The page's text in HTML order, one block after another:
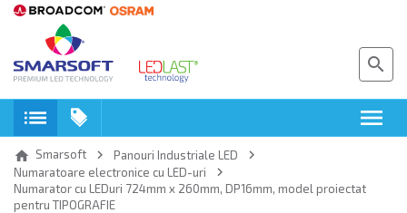
search
toc menu
home Smarsoft keyboard_arrow_right Panouri Industriale LED keyboard_arrow_right
Numaratoare electronice cu LED-uri keyboard_arrow_right
Numarator cu LEDuri 724mm x 260mm, DP16mm, model proiectat
pentru TIPOGRAFIE